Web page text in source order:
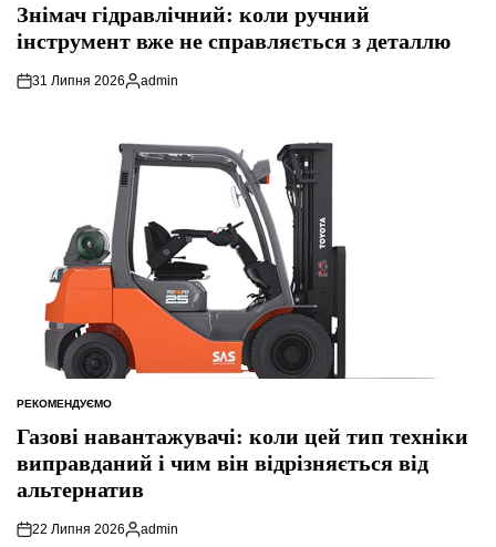
Знімач гідравлічний: коли ручний
інструмент вже не справляється з деталлю
31 Липня 2026
Опубліковано
admin
ОПУБЛІКУВАТИ
РЕКОМЕНДУЄМО
Газові навантажувачі: коли цей тип техніки
виправданий і чим він відрізняється від
альтернатив
22 Липня 2026
Опубліковано
admin